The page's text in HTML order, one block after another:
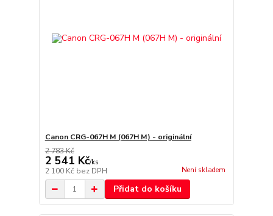
Canon CRG-067H M (067H M) - originální
2 783 Kč
2 541 Kč/ks
2 100 Kč bez DPH Není skladem
Přidat do košíku